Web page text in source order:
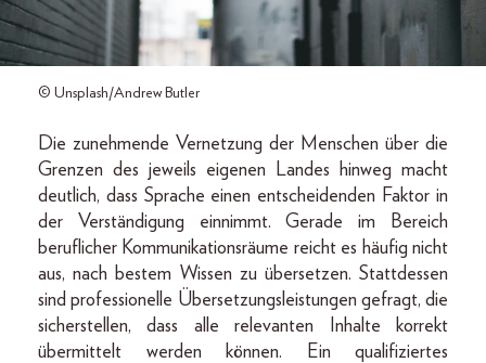
© Unsplash/Andrew Butler
Die zunehmende Vernetzung der Menschen über die
Grenzen des jeweils eigenen Landes hinweg macht
deutlich, dass Sprache einen entscheidenden Faktor in
der Verständigung einnimmt. Gerade im Bereich
beruflicher Kommunikationsräume reicht es häufig nicht
aus, nach bestem Wissen zu übersetzen. Stattdessen
sind professionelle Übersetzungsleistungen gefragt, die
sicherstellen, dass alle relevanten Inhalte korrekt
übermittelt werden können. Ein qualifiziertes